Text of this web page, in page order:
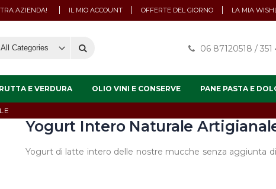
IL MIO ACCOUNT OFFERTE DEL GIORNO LA MIA
AZIENDA!
06 87120518 /
E VERDURA OLIO VINI E CONSERVE PANE PASTA E
Yogurt Intero Naturale
Yogurt di latte intero delle nostre mucche senza aggiunta